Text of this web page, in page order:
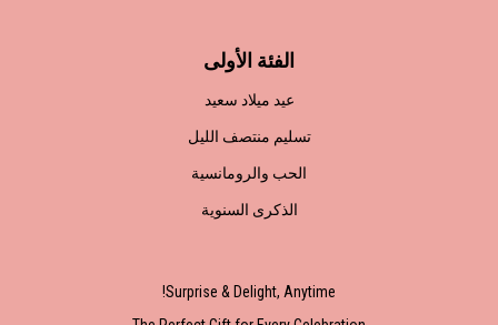
الفئة الأولى
عيد ميلاد سعيد
تسليم منتصف الليل
الحب والرومانسية
الذكرى السنوية
Surprise & Delight, Anytime!